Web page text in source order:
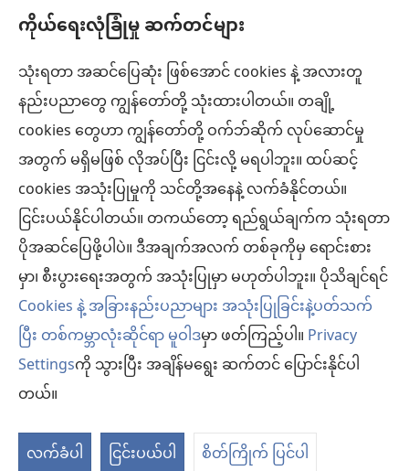
ကိုယ်ရေးလုံခြုံမှု ဆက်တင်များ
သုံးရတာ အဆင်ပြေဆုံး ဖြစ်အောင် cookies နဲ့ အလားတူ
နည်းပညာတွေ ကျွန်တော်တို့ သုံးထားပါတယ်။ တချို့
cookies တွေဟာ ကျွန်တော်တို့ ဝက်ဘ်ဆိုက် လုပ်ဆောင်မှု
အတွက် မရှိမဖြစ် လိုအပ်ပြီး ငြင်းလို့ မရပါဘူး။ ထပ်ဆင့်
cookies အသုံးပြုမှုကို သင်တို့အနေနဲ့ လက်ခံနိုင်တယ်။
ငြင်းပယ်နိုင်ပါတယ်။ တကယ်တော့ ရည်ရွယ်ချက်က သုံးရတာ
ပိုအဆင်ပြေဖို့ပါပဲ။ ဒီအချက်အလက် တစ်ခုကိုမှ ရောင်းစား
မှာ၊ စီးပွားရေးအတွက် အသုံးပြုမှာ မဟုတ်ပါဘူး။ ပိုသိချင်ရင်
Cookies နဲ့ အခြားနည်းပညာများ အသုံးပြုခြင်းနဲ့ပတ်သက်
ပြီး တစ်ကမ္ဘာလုံးဆိုင်ရာ မူဝါဒမှာ ဖတ်ကြည့်ပါ။Privacy
Settingsကို သွားပြီး အချိန်မရွေး ဆက်တင် ပြောင်းနိုင်ပါ
တယ်။
လက်ခံပါ
ငြင်းပယ်ပါ စိတ်ကြိုက် ပြင်ပါ
အခြေအနေနဲ့ပတ်သက်ပြီး လူနာရှင်တွေရဲ့ ဆန္ဒ၊ ဘာသာရေးယုံကြည်ချက်အတိုင်း လုပ်ဆောင်
ပေးဖို့က ဆေးဘက်ဆိုင်ရာကျွမ်းကျင်သူတစ်ဦးချင်းစီရဲ့တာဝန် ဖြစ်ပါတယ်။ ဒီကဏ္ဍထဲက
အကြံပြုချက်အားလုံးဟာ လူနာအားလုံးအတွက် သင့်တော်တာ၊ လက်ခံနိုင်စရာ ဖြစ်ချင်မှဖြစ်
ပါလိမ့်မယ်။
လူနာများ– ကျန်းမာရေးအခြေအနေ၊ ကုသနည်းတွေနဲ့ပတ်သက်ပြီး ဆရာဝန်တွေ၊ ဆေးဘက်
ဆိုင်ရာကျွမ်းကျင်သူတွေနဲ့ အမြဲဆွေးနွေးပါ။ ကျန်းမာရေးမကောင်းဘူးလို့ထင်ရင် ဆရာဝန်နဲ့
ပြပါ။
လိုက်နာရန်စည်းကမ်းများနဲ့အညီ ဒီဝက်ဘ်ဆိုက်ကို အသုံးပြုရပါမယ်။
အသွင်အပြင် ဆက်တင်များ
Copyright© 2026 Watch Tower Bible and Tract Society of Pennsylvania.
လိုက်နာရန် စည်းကမ်းများ